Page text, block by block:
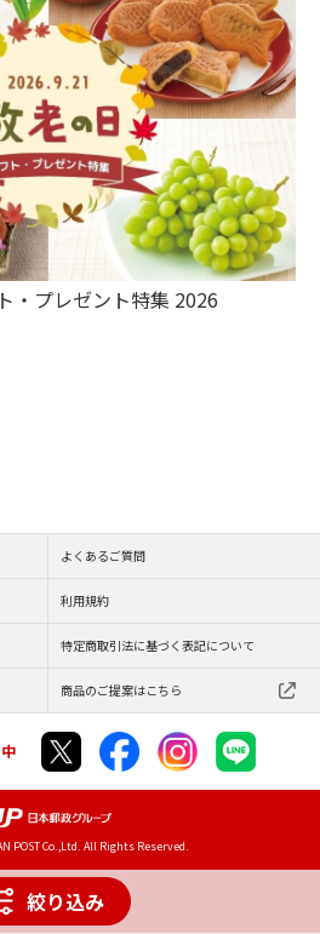
絞り込み
・プレゼント特集 2026
よくあるご質問
利用規約
特定商取引法に基づく表記について
商品のご提案はこちら
POST Co.,Ltd. All Rights Reserved.